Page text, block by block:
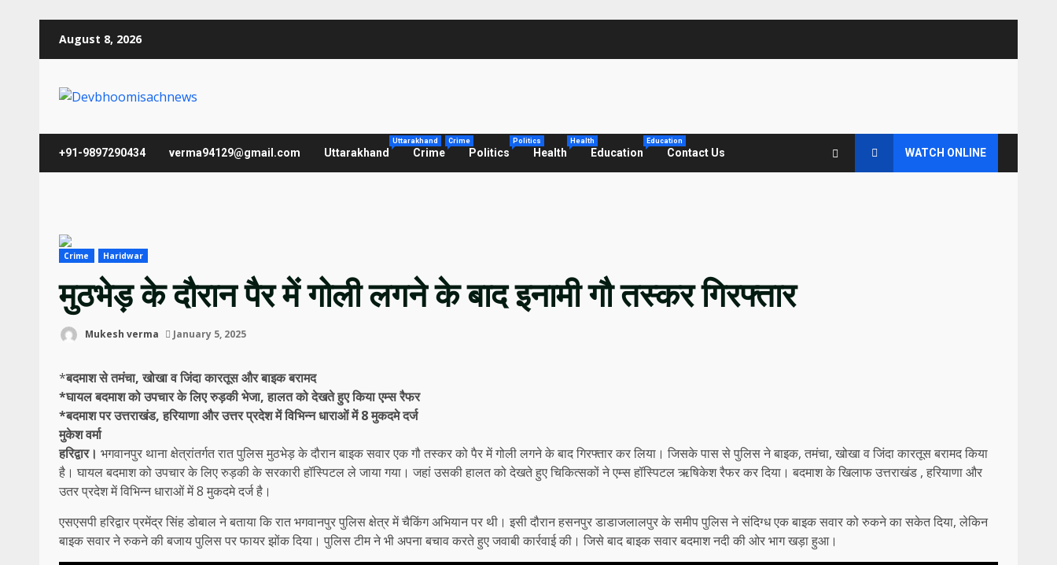
August 8, 2026
+91-9897290434 verma94129@gmail.com Uttarakhand
Uttarakhand
Crime
Crime
Politics
Politics
Health
Health
Education
Education
Contact Us WATCH ONLINE
Crime Haridwar
मुठभेड़ के दौरान पैर में गोली लगने के बाद इनामी गौ तस्कर गिरफ्तार
Mukesh verma January 5, 2025
*बदमाश से तमंचा, खोखा व जिंदा कारतूस और बाइक बरामद
*घायल बदमाश को उपचार के लिए रुड़की भेजा, हालत को देखते हुए किया एम्स रैफर
*बदमाश पर उत्तराखंड, हरियाणा और उत्तर प्रदेश में विभिन्न धाराओं में 8 मुकदमे दर्ज
मुकेश वर्मा
हरिद्वार। भगवानपुर थाना क्षेत्रांतर्गत रात पुलिस मुठभेड़ के दौरान बाइक सवार एक गौ तस्कर को पैर में गोली लगने के बाद गिरफ्तार कर लिया। जिसके पास से पुलिस ने बाइक, तमंचा, खोखा व जिंदा कारतूस बरामद किया
है। घायल बदमाश को उपचार के लिए रुड़की के सरकारी हॉस्पिटल ले जाया गया। जहां उसकी हालत को देखते हुए चिकित्सकों ने एम्स हॉस्पिटल ऋषिकेश रैफर कर दिया। बदमाश के खिलाफ उत्तराखंड , हरियाणा और
उतर प्रदेश में विभिन्न धाराओं में 8 मुकदमे दर्ज है।
एसएसपी हरिद्वार प्रमेंद्र सिंह डोबाल ने बताया कि रात भगवानपुर पुलिस क्षेत्र में चैकिंग अभियान पर थी। इसी दौरान हसनपुर डाडाजलालपुर के समीप पुलिस ने संदिग्ध एक बाइक सवार को रुकने का सकेत दिया, लेकिन
बाइक सवार ने रुकने की बजाय पुलिस पर फायर झोंक दिया। पुलिस टीम ने भी अपना बचाव करते हुए जवाबी कार्रवाई की। जिसे बाद बाइक सवार बदमाश नदी की ओर भाग खड़ा हुआ।